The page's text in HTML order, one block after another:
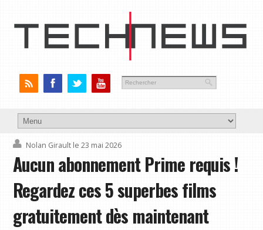
Nolan Girault le 23 mai 2026
Aucun abonnement Prime requis !
Regardez ces 5 superbes films
gratuitement dès maintenant